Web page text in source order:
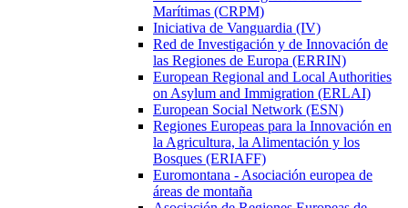
Marítimas (CRPM)
Iniciativa de Vanguardia (IV)
Red de Investigación y de Innovación de
las Regiones de Europa (ERRIN)
European Regional and Local Authorities
on Asylum and Immigration (ERLAI)
European Social Network (ESN)
Regiones Europeas para la Innovación en
la Agricultura, la Alimentación y los
Bosques (ERIAFF)
Euromontana - Asociación europea de
áreas de montaña